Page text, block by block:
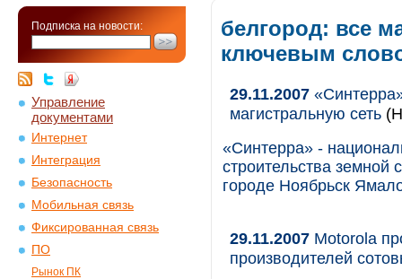
Подписка на новости:
Управление
документами
Интернет
Интеграция
Безопасность
Мобильная связь
Фиксированная связь
ПО
Рынок ПК
белгород: все
ключевым
29.11.2007
магистральную сеть
«Синтерра» -
строительства
городе Ноябрьск
29.11.2007 Motorola
производителей